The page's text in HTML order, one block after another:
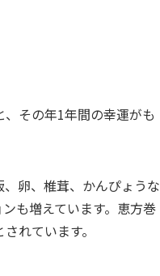
その年1年間の幸運がも
卵、椎茸、かんぴょうな
も増えています。恵方巻
れています。